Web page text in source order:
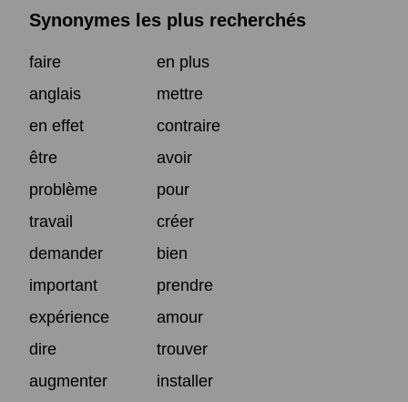
Synonymes les plus recherchés
faire
en plus
anglais
mettre
en effet
contraire
être
avoir
problème
pour
travail
créer
demander
bien
important
prendre
expérience
amour
dire
trouver
augmenter
installer